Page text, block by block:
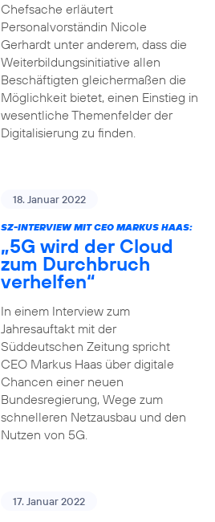
Chefsache erläutert
Personalvorständin Nicole
Gerhardt unter anderem, dass die
Weiterbildungsinitiative allen
Beschäftigten gleichermaßen die
Möglichkeit bietet, einen Einstieg in
wesentliche Themenfelder der
Digitalisierung zu finden.
18. Januar 2022
SZ-INTERVIEW MIT CEO MARKUS HAAS:
„5G wird der Cloud
zum Durchbruch
verhelfen“
In einem Interview zum
Jahresauftakt mit der
Süddeutschen Zeitung spricht
CEO Markus Haas über digitale
Chancen einer neuen
Bundesregierung, Wege zum
schnelleren Netzausbau und den
Nutzen von 5G.
17. Januar 2022